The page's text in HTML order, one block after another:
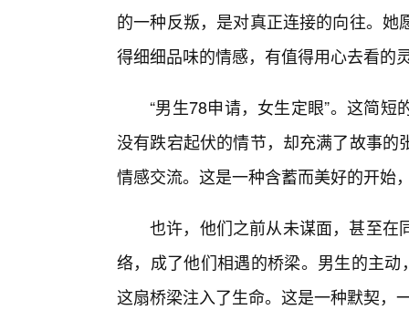
的一种反叛，是对真正连接的向往。
得细细品味的情感，有值得用心去看的
“男生78申请，女生定眼”。这简
没有跌宕起伏的情节，却充满了故事
情感交流。这是一种含蓄而美好的开始
也许，他们之前从未谋面，甚至在
络，成了他们相遇的桥梁。男生的主
这扇桥梁注入了生命。这是一种默契，